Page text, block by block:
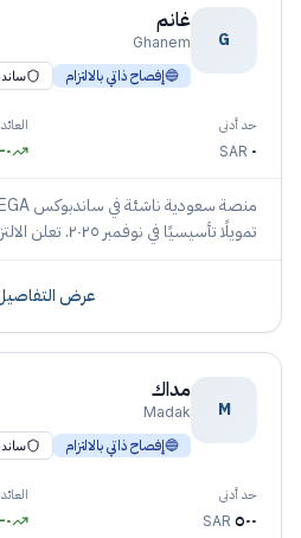
G
غانم
Ghanem
🔵إفصاح ذاتي بالالتزام
حد أدنى
٠ SAR ٠
تمويلًا تأسيسيًا
عرض
M
مداك
Madak
🔵إفصاح ذاتي بالالتزام
حد أدنى
٥٠٠ SAR ٠